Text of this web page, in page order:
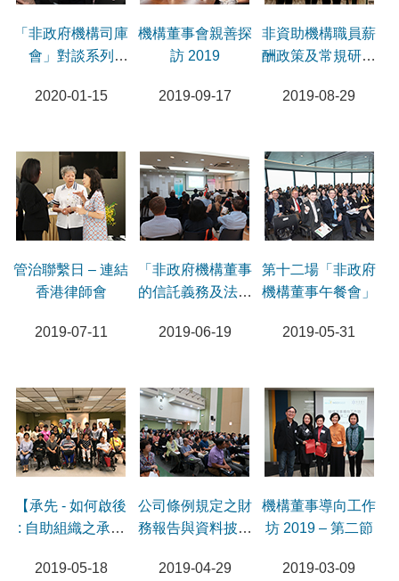
「非政府機構司庫
會」對談系列
2020-01-15
機構董事會親善探
訪 2019
2019-09-17
非資助機構職員薪
酬政策及常規研討
2019-08-29
管治聯繫日 – 連結
香港律師會
2019-07-11
「非政府機構董事
的信託義務及法律
2019-06-19
第十二場「非政府
機構董事午餐會」
2019-05-31
【承先 - 如何啟後
: 自助組織之承與
2019-05-18
公司條例規定之財
務報告與資料披露
討會
2019-04-29
機構董事導向工作
坊 2019 – 第二節
2019-03-09